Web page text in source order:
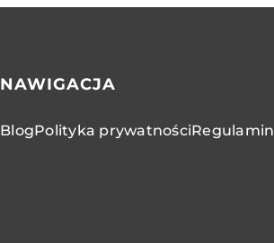
NAWIGACJA
BlogPolityka prywatnościRegulamin